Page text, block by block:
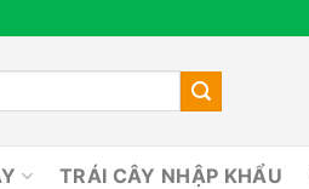
TRÁI CÂY NHẬP KHẨU